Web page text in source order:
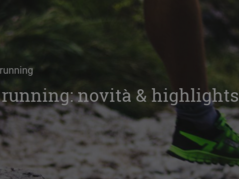
novità & highlights